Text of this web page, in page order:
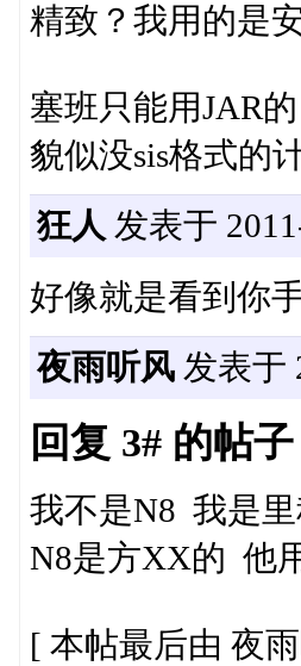
精致？我用的是
塞班只能用JAR的
貌似没sis格式的
狂人 发表于
好像就是看到你
夜雨听风发表于
回复 3# 的帖子
我不是N8 我是
N8是方XX的 他
[ 本帖最后由 夜